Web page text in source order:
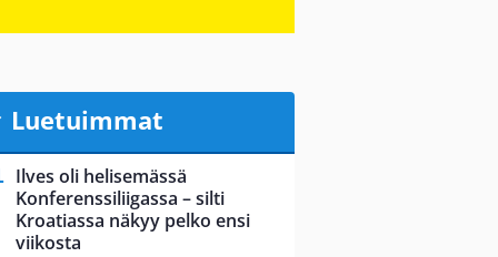
Luetuimmat
Ilves oli helisemässä
Konferenssiliigassa – silti
Kroatiassa näkyy pelko ensi
viikosta